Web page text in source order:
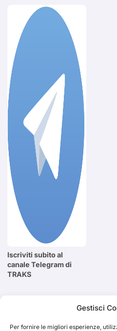
Gestisci
Per fornire le migliori esperienze,
Iscriviti subito al
canale Telegram di
TRAKS